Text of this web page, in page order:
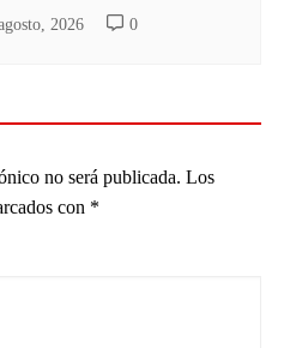
2026 0
no será publicada. Los
con *